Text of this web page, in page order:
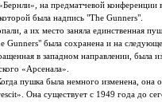
на предматчевой конференции
была надпись "The Gunners".
а их место заняла единственная
Gunners" была сохранена и на
в западном направлении, была
«Арсенала».
пушка была немного изменена, она
Она существует с 1949 года до